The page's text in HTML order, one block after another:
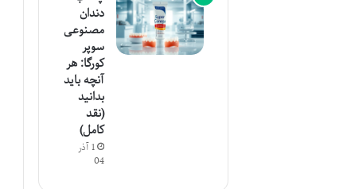
دندان
مصنوعی
سوپر
کورگا: هر
آنچه باید
بدانید
(نقد
کامل)
1 آذر
04